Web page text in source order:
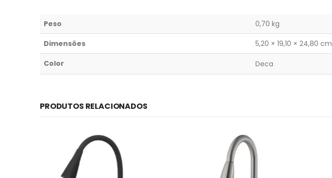
Peso 0,70 kg
Dimensões 5,20 × 19,10 × 24,80 cm
Color Deca
PRODUTOS RELACIONADOS